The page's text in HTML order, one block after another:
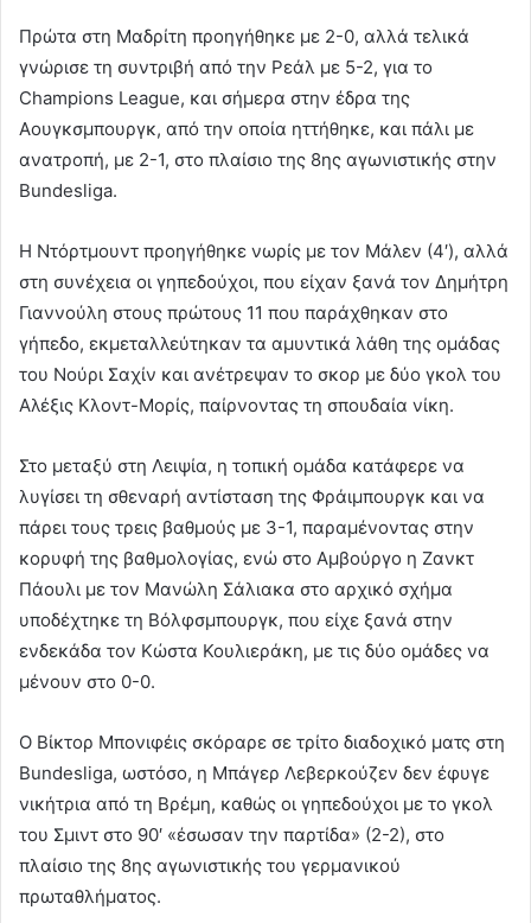
Πρώτα στη Μαδρίτη προηγήθηκε με 2-0, αλλά τελικά
γνώρισε τη συντριβή από την Ρεάλ με 5-2, για το
Champions League, και σήμερα στην έδρα της
Αουγκσμπουργκ, από την οποία ηττήθηκε, και πάλι με
ανατροπή, με 2-1, στο πλαίσιο της 8ης αγωνιστικής στην
Bundesliga.
Η Ντόρτμουντ προηγήθηκε νωρίς με τον Μάλεν (4′), αλλά
στη συνέχεια οι γηπεδούχοι, που είχαν ξανά τον Δημήτρη
Γιαννούλη στους πρώτους 11 που παράχθηκαν στο
γήπεδο, εκμεταλλεύτηκαν τα αμυντικά λάθη της ομάδας
του Νούρι Σαχίν και ανέτρεψαν το σκορ με δύο γκολ του
Αλέξις Κλοντ-Μορίς, παίρνοντας τη σπουδαία νίκη.
Στο μεταξύ στη Λειψία, η τοπική ομάδα κατάφερε να
λυγίσει τη σθεναρή αντίσταση της Φράιμπουργκ και να
πάρει τους τρεις βαθμούς με 3-1, παραμένοντας στην
κορυφή της βαθμολογίας, ενώ στο Αμβούργο η Ζανκτ
Πάουλι με τον Μανώλη Σάλιακα στο αρχικό σχήμα
υποδέχτηκε τη Βόλφσμπουργκ, που είχε ξανά στην
ενδεκάδα τον Κώστα Κουλιεράκη, με τις δύο ομάδες να
μένουν στο 0-0.
Ο Βίκτορ Μπονιφέις σκόραρε σε τρίτο διαδοχικό ματς στη
Bundesliga, ωστόσο, η Μπάγερ Λεβερκούζεν δεν έφυγε
νικήτρια από τη Βρέμη, καθώς οι γηπεδούχοι με το γκολ
του Σμιντ στο 90′ «έσωσαν την παρτίδα» (2-2), στο
πλαίσιο της 8ης αγωνιστικής του γερμανικού
πρωταθλήματος.